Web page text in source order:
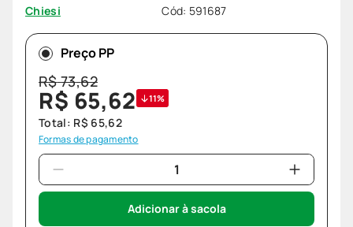
Chiesi Cód: 591687
Preço PP
R$73,62
R$ 65,62 11%
Total: R$ 65,62
Formas de pagamento
Adicionar à sacola